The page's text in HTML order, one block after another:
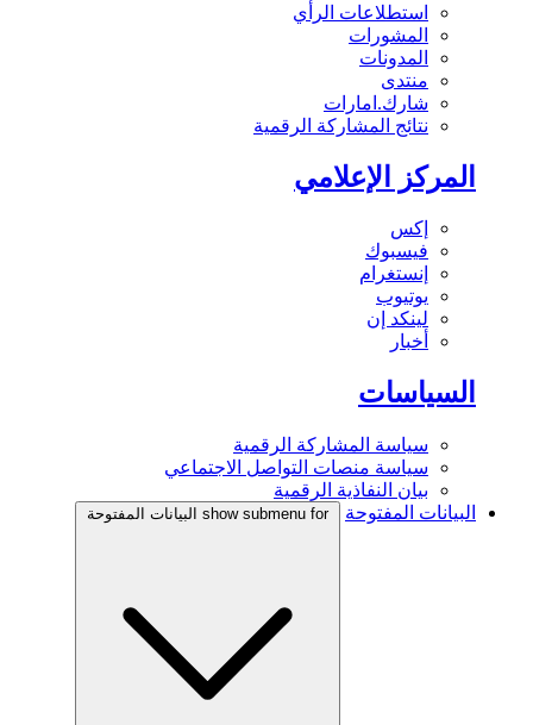
استطلاعات الرأي
المشورات
المدونات
منتدى
شارك.امارات
نتائج المشاركة الرقمية
المركز الإعلامي
إكس
فيسبوك
إنستغرام
يوتيوب
لينكد إن
أخبار
السياسات
سياسة المشاركة الرقمية
سياسة منصات التواصل الاجتماعي
بيان النفاذية الرقمية
البيانات المفتوحة
show submenu for البيانات المفتوحة